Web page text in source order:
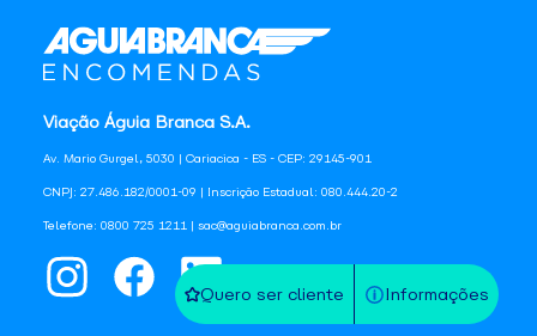
Quero ser cliente Informações
Viação Águia Branca S.A.
Av. Mario Gurgel, 5030 | Cariacica - ES - CEP: 29145-901
CNPJ: 27.486.182/0001-09 | Inscrição Estadual: 080.444.20-2
Telefone: 0800 725 1211 | sac@aguiabranca.com.br